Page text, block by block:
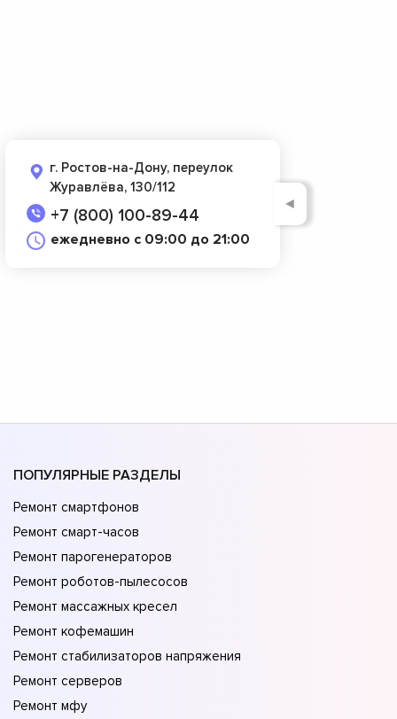
г. Ростов-на-Дону, переулок
Журавлёва, 130/112
+7 (800) 100-89-44
ежедневно с 09:00 до 21:00
◄
ПОПУЛЯРНЫЕ РАЗДЕЛЫ
Ремонт смартфонов
Ремонт смарт-часов
Ремонт парогенераторов
Ремонт роботов-пылесосов
Ремонт массажных кресел
Ремонт кофемашин
Ремонт стабилизаторов напряжения
Ремонт серверов
Ремонт мфу